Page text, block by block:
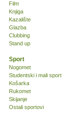
Film
Knjiga
Kazalište
Glazba
Clubbing
Stand up
Sport
Nogomet
Studentski i mali sport
Košarka
Rukomet
Skijanje
Ostali sportovi